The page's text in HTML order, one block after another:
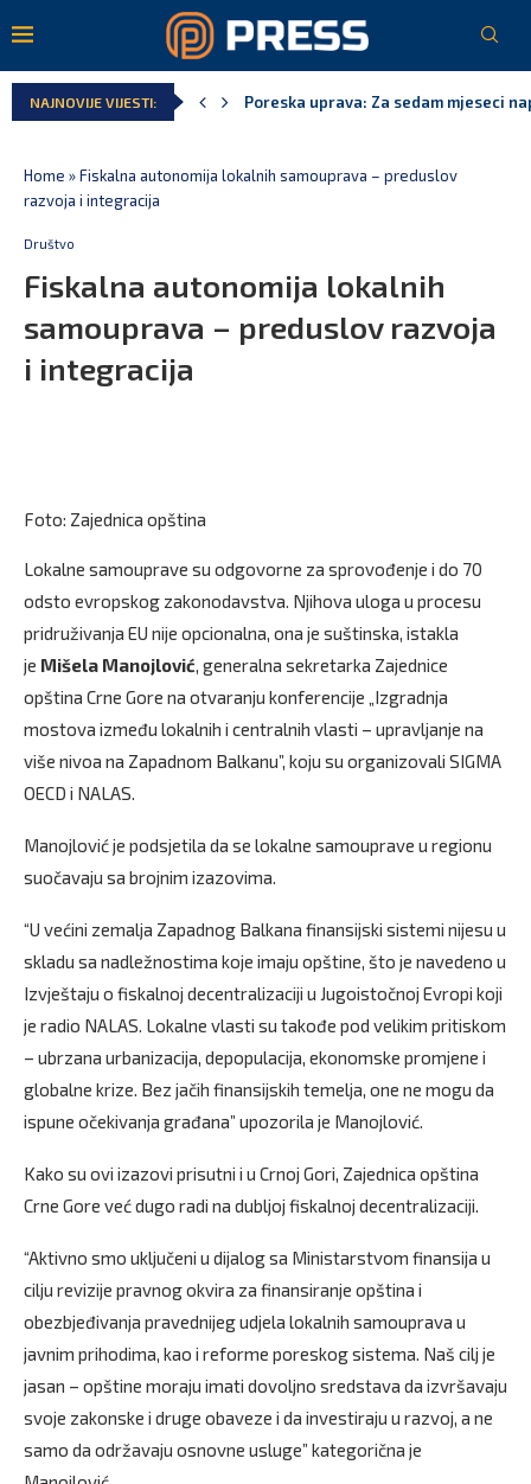
NAJNOVIJE VIJESTI:
Poreska uprava: Za sedam mjeseci
Home »Fiskalna autonomija lokalnih samouprava – preduslov
razvoja i integracija
Društvo
Fiskalna autonomija lokalnih
samouprava – preduslov razvoja
i integracija
Foto: Zajednica opština
Lokalne samouprave su odgovorne za sprovođenje i do 70
odsto evropskog zakonodavstva. Njihova uloga u procesu
pridruživanja EU nije opcionalna, ona je suštinska, istakla
je Mišela Manojlović, generalna sekretarka Zajednice
opština Crne Gore na otvaranju konferencije „Izgradnja
mostova između lokalnih i centralnih vlasti – upravljanje na
više nivoa na Zapadnom Balkanu”, koju su organizovali SIGMA
OECD i NALAS.
Manojlović je podsjetila da se lokalne samouprave u regionu
suočavaju sa brojnim izazovima.
“U većini zemalja Zapadnog Balkana finansijski sistemi nijesu u
skladu sa nadležnostima koje imaju opštine, što je navedeno u
Izvještaju o fiskalnoj decentralizaciji u Jugoistočnoj Evropi koji
je radio NALAS. Lokalne vlasti su takođe pod velikim pritiskom
– ubrzana urbanizacija, depopulacija, ekonomske promjene i
globalne krize. Bez jačih finansijskih temelja, one ne mogu da
ispune očekivanja građana” upozorila je Manojlović.
Kako su ovi izazovi prisutni i u Crnoj Gori, Zajednica opština
Crne Gore već dugo radi na dubljoj fiskalnoj decentralizaciji.
“Aktivno smo uključeni u dijalog sa Ministarstvom finansija u
cilju revizije pravnog okvira za finansiranje opština i
obezbjeđivanja pravednijeg udjela lokalnih samouprava u
javnim prihodima, kao i reforme poreskog sistema. Naš cilj je
jasan – opštine moraju imati dovoljno sredstava da izvršavaju
svoje zakonske i druge obaveze i da investiraju u razvoj, a ne
samo da održavaju osnovne usluge” kategorična je